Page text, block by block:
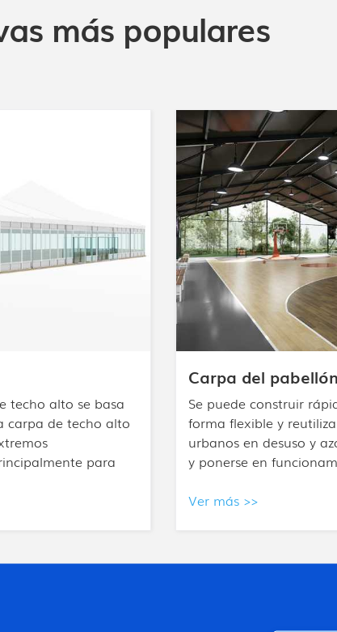
más populares
personalizar de
para terrenos
puede completarse
una semana.
Cúpula de aire
Material compuesto
tratamientos
construcción sencilla,
cimientos y que puede
Ver más >>